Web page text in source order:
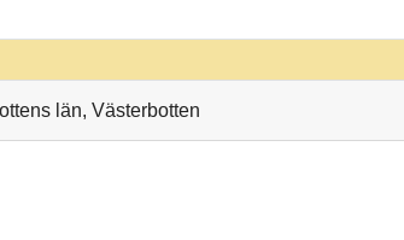
län, Västerbotten